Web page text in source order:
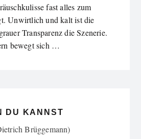
fast alles zum
Unwirtlich und kalt ist die
Transparenz die Szenerie.
bewegt sich …
DU KANNST
Brüggemann)